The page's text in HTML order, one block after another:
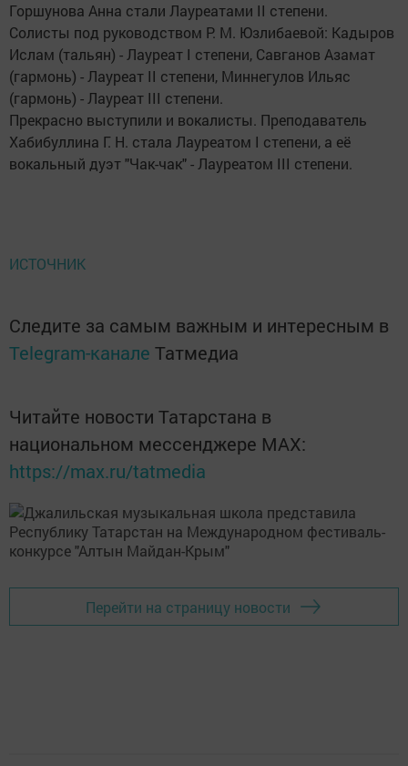
Горшунова Анна стали Лауреатами II степени.
Солисты под руководством Р. М. Юзлибаевой: Кадыров
Ислам (тальян) - Лауреат I степени, Савганов Азамат
(гармонь) - Лауреат II степени, Миннегулов Ильяс
(гармонь) - Лауреат III степени.
Прекрасно выступили и вокалисты. Преподаватель
Хабибуллина Г. Н. стала Лауреатом I cтепени, а её
вокальный дуэт "Чак-чак" - Лауреатом III степени.
ИСТОЧНИК
Следите за самым важным и интересным в
Telegram-канале Татмедиа
Читайте новости Татарстана в
национальном мессенджере MАХ:
https://max.ru/tatmedia
Перейти на страницу новости